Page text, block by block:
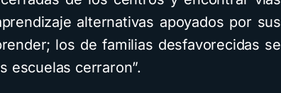
alternativas apoyados por sus
los de familias desfavorecidas se
escuelas cerraron”.